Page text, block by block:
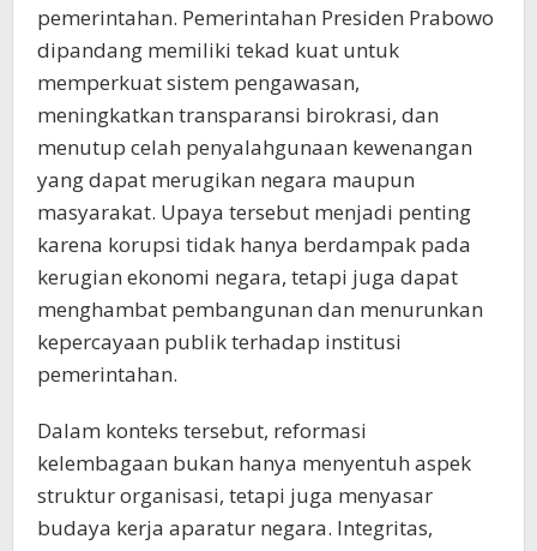
pemerintahan. Pemerintahan Presiden Prabowo
dipandang memiliki tekad kuat untuk
memperkuat sistem pengawasan,
meningkatkan transparansi birokrasi, dan
menutup celah penyalahgunaan kewenangan
yang dapat merugikan negara maupun
masyarakat. Upaya tersebut menjadi penting
karena korupsi tidak hanya berdampak pada
kerugian ekonomi negara, tetapi juga dapat
menghambat pembangunan dan menurunkan
kepercayaan publik terhadap institusi
pemerintahan.
Dalam konteks tersebut, reformasi
kelembagaan bukan hanya menyentuh aspek
struktur organisasi, tetapi juga menyasar
budaya kerja aparatur negara. Integritas,